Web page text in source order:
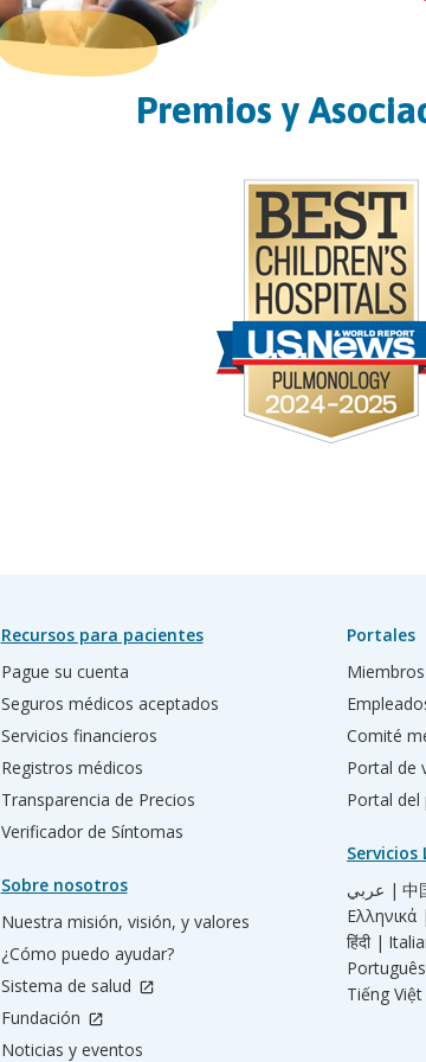
Premios y
Recursos para pacientes
Pague su cuenta
Seguros médicos aceptados
Servicios financieros
Registros médicos
Transparencia de Precios
Verificador de Síntomas
Sobre nosotros
Nuestra misión, visión, y valores
¿Cómo puedo ayudar?
Sistema de salud
Fundación
Noticias y eventos
Portales
Comité
Portal de
Portal del
عربي | 中
Ελληνικά |
हिंदी |
Tiếng